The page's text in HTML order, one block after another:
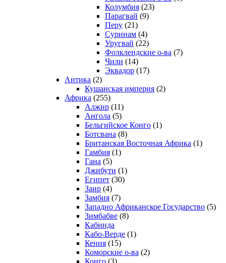
Колумбия (23)
Парагвай (9)
Перу (21)
Суринам (4)
Уругвай (22)
Фолклендские о-ва (7)
Чили (14)
Эквадор (17)
Антика (2)
Кушанская империя (2)
Африка (255)
Алжир (11)
Ангола (5)
Бельгийское Конго (1)
Ботсвана (8)
Британская Восточная Африка (1)
Гамбия (1)
Гана (5)
Джибути (1)
Египет (30)
Заир (4)
Замбия (7)
Западно Африканское Государство (5)
Зимбабве (8)
Кабинда
Кабо-Верде (1)
Кения (15)
Коморские о-ва (2)
Конго (3)